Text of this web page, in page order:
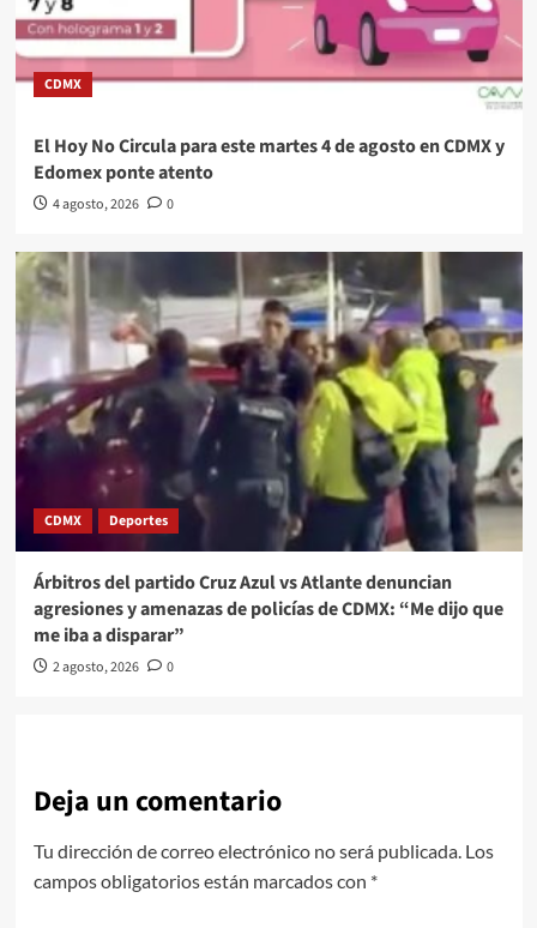
CDMX
El Hoy No Circula para este martes 4 de agosto en CDMX y
Edomex ponte atento
4 agosto, 2026 0
CDMX Deportes
Árbitros del partido Cruz Azul vs Atlante denuncian
agresiones y amenazas de policías de CDMX: “Me dijo que
me iba a disparar”
2 agosto, 2026 0
Deja un comentario
Tu dirección de correo electrónico no será publicada. Los
campos obligatorios están marcados con *